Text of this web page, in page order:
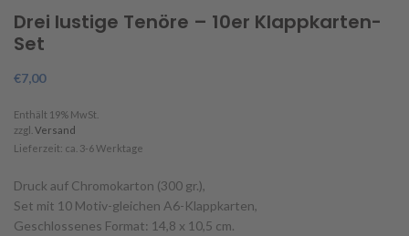
Drei lustige Tenöre – 10er Klappkarten-
Set
€7,00
Enthält 19% MwSt.
zzgl. Versand
Lieferzeit: ca. 3-6 Werktage
Druck auf Chromokarton (300 gr.),
Set mit 10 Motiv-gleichen A6-Klappkarten,
Geschlossenes Format: 14,8 x 10,5 cm.